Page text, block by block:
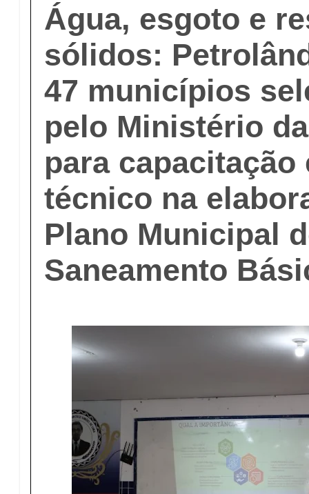
Água, esgoto e
sólidos:
47 municípios
pelo Ministério
para capacitação
técnico na
Plano Municipal
Saneamento